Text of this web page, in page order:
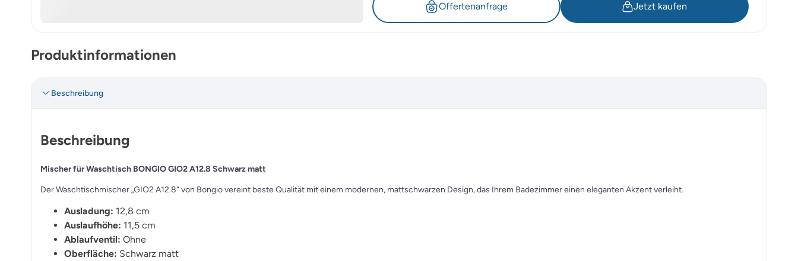
Offertenanfrage Jetzt kaufen
Produktinformationen
Beschreibung
Beschreibung
Mischer für Waschtisch BONGIO GIO2 A12.8 Schwarz matt
Der Waschtischmischer „GIO2 A12.8“ von Bongio vereint beste Qualität mit einem modernen, mattschwarzen Design, das Ihrem Badezimmer einen eleganten Akzent verleiht.
Ausladung: 12,8 cm
Auslaufhöhe: 11,5 cm
Ablaufventil: Ohne
Oberfläche: Schwarz matt